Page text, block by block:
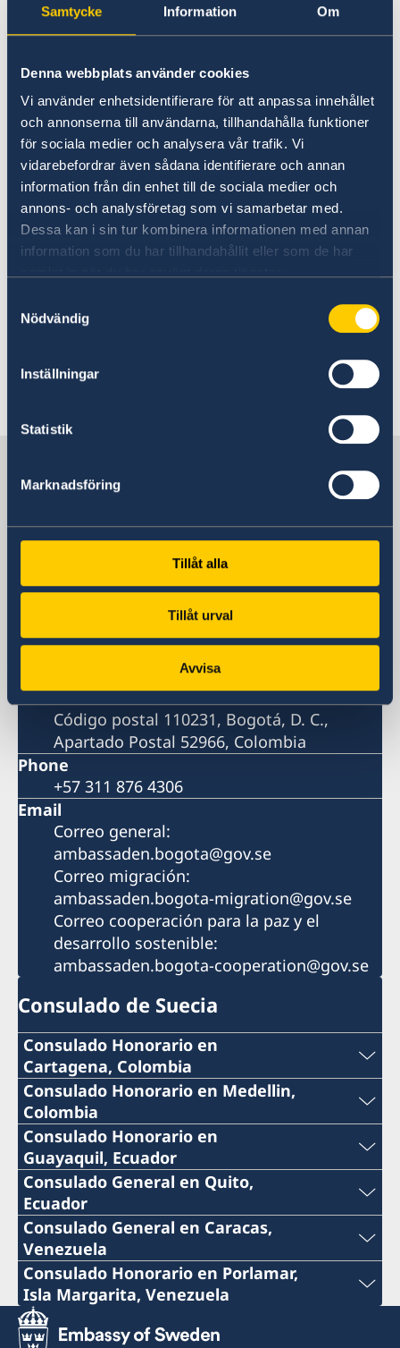
Samtycke Information Om
Denna webbplats använder cookies
Vi använder enhetsidentifierare för att anpassa innehållet
och annonserna till användarna, tillhandahålla funktioner
för sociala medier och analysera vår trafik. Vi
vidarebefordrar även sådana identifierare och annan
information från din enhet till de sociala medier och
annons- och analysföretag som vi samarbetar med.
Dessa kan i sin tur kombinera informationen med annan
information som du har tillhandahållit eller som de har
Nödvändig
Inställningar
Statistik
Marknadsföring
Tillåt alla
Tillåt urval
Avvisa
eventos 75
años de Pippi
Calzaslargas
Campaña
Digital
#FelicidadesPippi
#CongratsPippi
#BeMorePippi
Exhibición
Pippi
niñas
Embajada de Suecia
Dirección: Calle 72A No. 5-83, piso 8,
Edificio Avenida Chile, Bogotá, D. C.
Postal address
Dirección postal: Embajada de Suecia,
Calle 72A No. 5-83, piso 8, Edificio Avenida
Chile
Código postal 110231, Bogotá, D. C.,
Apartado Postal 52966, Colombia
Phone
+57 311 876 4306
Email
Correo general:
ambassaden.bogota@gov.se
Correo migración:
ambassaden.bogota-migration@gov.se
Correo cooperación para la paz y el
desarrollo sostenible:
ambassaden.bogota-cooperation@gov.se
Consulado de Suecia
Consulado Honorario en
Cartagena, Colombia
Teléfono:
+57 605 650 2232
Correo:
consuladosueciacartagena@gmail.com
Dirección: Sociedad Portuaria de Cartagena
S.A., Barrio de Manga, Terminal Maritimo,
Dirección Comercial Bloque Administrativo,
2do piso, Cartagena
Consulado Honorario en Medellin,
Colombia
Teléfono:
+57 604 322 0520
Correo:
consulsueciamed@gmail.com
Dirección: Consulado de Suecia, Scanform,
Carrera 43ª #14-27, Edificio Colinas del Poblado,
Piso 2 Medellín
Consulado Honorario en
Guayaquil, Ecuador
Teléfono:
+593 4 3951777
Correo:
consuladosueciaguayaquil@gmail.com
Dirección: Ivan Bohman, Km. 6 1/2 Vía Daule
Consulado General en Quito,
Ecuador
Teléfono:
+593 2 3413888 ext 122
Correo:
Consulado General en Caracas,
Venezuela
Teléfono:
+58 212 7501040
Consulado Honorario en Porlamar,
Isla Margarita, Venezuela
Teléfono: